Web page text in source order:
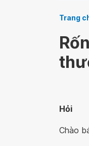
Trang
Hỏi
Chào